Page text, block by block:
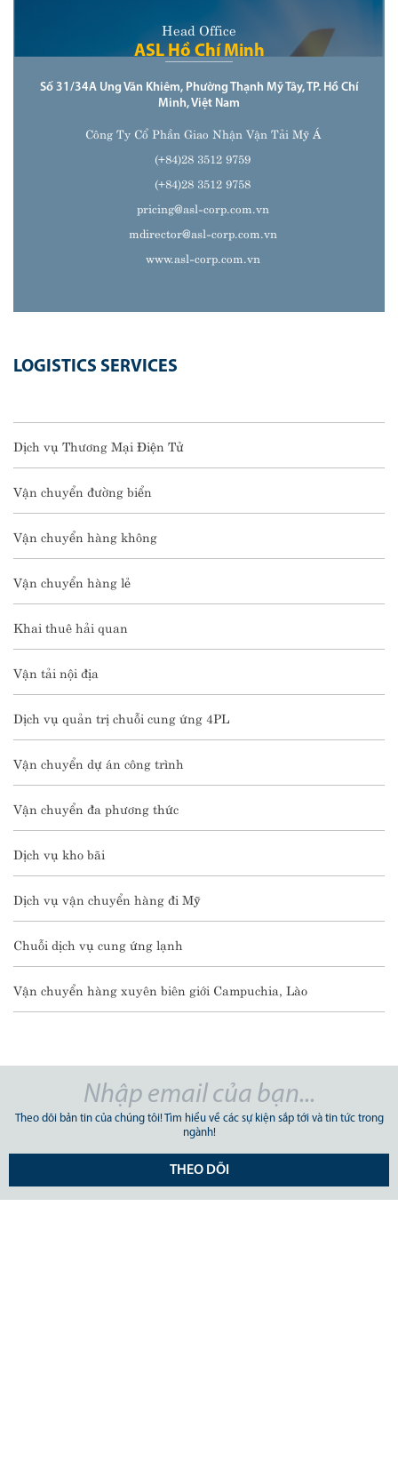
Head Office
ASL Hồ Chí Minh
Số 31/34A Ung Văn Khiêm, Phường Thạnh Mỹ Tây, TP. Hồ Chí
Minh, Việt Nam
Công Ty Cổ Phần Giao Nhận Vận Tải Mỹ Á
(+84)28 3512 9759
(+84)28 3512 9758
pricing@asl-corp.com.vn
mdirector@asl-corp.com.vn
www.asl-corp.com.vn
LOGISTICS SERVICES
Dịch vụ Thương Mại Điện Tử
Vận chuyển đường biển
Vận chuyển hàng không
Vận chuyển hàng lẻ
Khai thuê hải quan
Vận tải nội địa
Dịch vụ quản trị chuỗi cung ứng 4PL
Vận chuyển dự án công trình
Vận chuyển đa phương thức
Dịch vụ kho bãi
Dịch vụ vận chuyển hàng đi Mỹ
Chuỗi dịch vụ cung ứng lạnh
Vận chuyển hàng xuyên biên giới Campuchia, Lào
Theo dõi bản tin của chúng tôi! Tìm hiểu về các sự kiện sắp tới và tin tức trong
ngành!
THEO DÕI